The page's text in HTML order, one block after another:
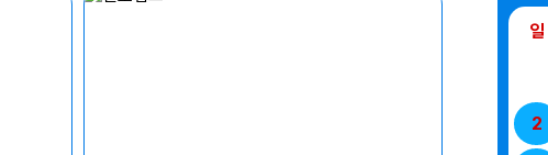
일
2